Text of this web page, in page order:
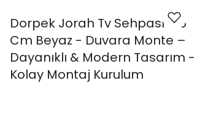
Dorpek Jorah Tv Sehpası 135
Cm Beyaz - Duvara Monte –
Dayanıklı & Modern Tasarım -
Kolay Montaj Kurulum